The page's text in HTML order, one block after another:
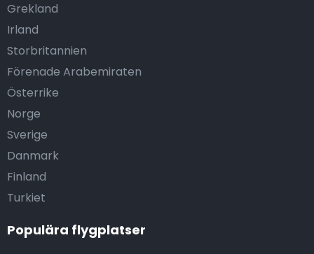
Grekland
Irland
Storbritannien
Förenade Arabemiraten
Österrike
Norge
Sverige
Danmark
Finland
Turkiet
Populära flygplatser